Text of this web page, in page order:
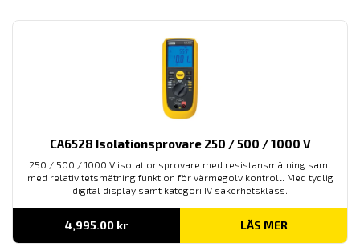
CA6528 Isolationsprovare 250 / 500 / 1000 V
250 / 500 / 1000 V isolationsprovare med resistansmätning samt
med relativitetsmätning funktion för värmegolv kontroll. Med tydlig
digital display samt kategori IV säkerhetsklass.
4,995.00 kr LÄS MER